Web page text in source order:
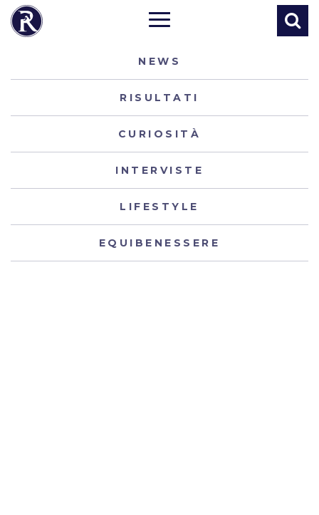
NEWS
RISULTATI
CURIOSITÀ
INTERVISTE
LIFESTYLE
EQUIBENESSERE